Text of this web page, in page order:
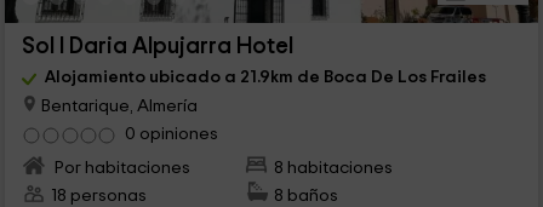
Sol I Daria Alpujarra Hotel
Alojamiento ubicado a 21.9km de Boca De Los Frailes
Bentarique, Almería
0 opiniones
Por habitaciones
8 habitaciones
18 personas
8 baños